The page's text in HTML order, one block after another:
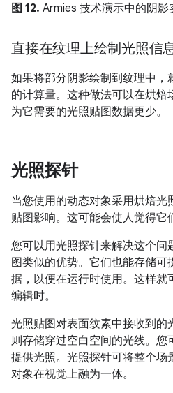
图 12. Armies 技术演示中的阴影
直接在纹理上绘制光照信
如果将部分阴影绘制到纹理中，
的计算量。这种做法可以在烘焙
为它需要的光照贴图数据更少。
光照探针
当您使用的动态对象采用烘焙光
贴图影响。这可能会使人觉得它
您可以用光照探针来解决这个问
图类似的优势。它们也能存储可
据，以便在运行时使用。这样就
编辑时。
光照贴图对表面纹素中接收到的
则存储穿过空白空间的光线。
提供光照。光照探针可将整个场
对象在视觉上融为一体。